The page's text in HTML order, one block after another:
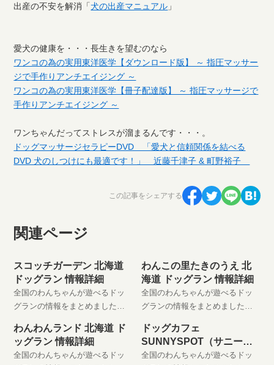
出産の不安を解消「犬の出産マニュアル 」
愛犬の健康を・・・長生きを望むのなら
ワンコの為の実用東洋医学【ダウンロード版】 ～ 指圧マッサー
ジで手作りアンチエイジング ～
ワンコの為の実用東洋医学【冊子配達版】 ～ 指圧マッサージで
手作りアンチエイジング ～
ワンちゃんだってストレスが溜まるんです・・・。
ドッグマッサージセラピーDVD 「愛犬と信頼関係を結べる
DVD 犬のしつけにも最適です！」 近藤千津子 & 町野裕子
この記事をシェアする
関連ページ
スコッチガーデン 北海道
ドッグラン 情報詳細
全国のわんちゃんが遊べるドッ
グランの情報をまとめました。
ごしください。 是非、お気に入
りに登録してください。
わんこの里たきのうえ 北
海道 ドッグラン 情報詳細
全国のわんちゃんが遊べるドッ
グランの情報をまとめました。
ごしください。 是非、お気に入
りに登録してください。
わんわんランド 北海道 ド
ッグラン 情報詳細
全国のわんちゃんが遊べるドッ
ドッグカフェ
SUNNYSPOT（サニース
ポット） 北海道 ドッグラ
全国のわんちゃんが遊べるドッ